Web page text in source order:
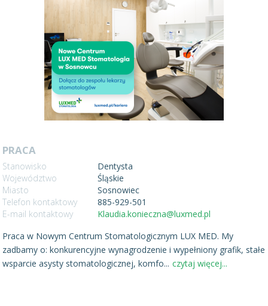
PRACA
Stanowisko
Dentysta
Województwo
Śląskie
Miasto
Sosnowiec
Telefon kontaktowy
885-929-501
E-mail kontaktowy
Klaudia.konieczna@luxmed.pl
Praca w Nowym Centrum Stomatologicznym LUX MED. My
zadbamy o: konkurencyjne wynagrodzenie i wypełniony grafik, stałe
wsparcie asysty stomatologicznej, komfo... czytaj więcej...